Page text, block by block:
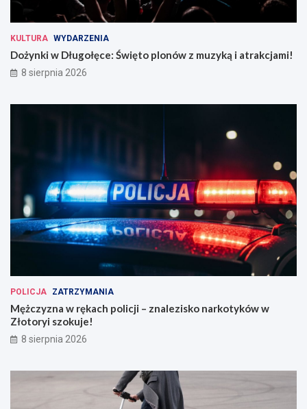
KULTURA WYDARZENIA
Dożynki w Długołęce: Święto plonów z muzyką i atrakcjami!
8 sierpnia 2026
POLICJA ZATRZYMANIA
Mężczyzna w rękach policji – znalezisko narkotyków w
Złotoryi szokuje!
8 sierpnia 2026